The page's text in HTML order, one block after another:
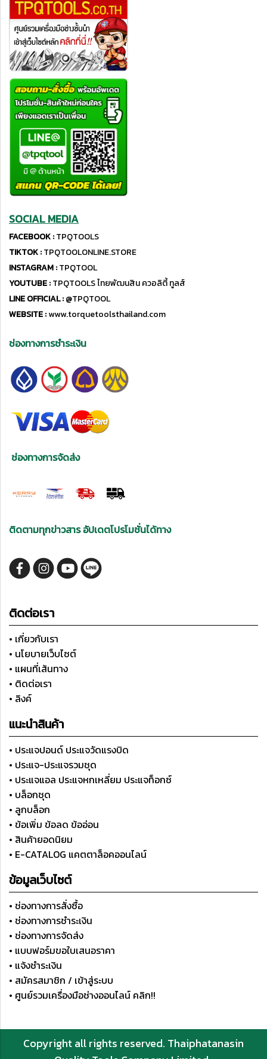
SOCIAL MEDIA
FACEBOOK :TPQTOOLS
TIKTOK :TPQTOOLONLINE.STORE
INSTAGRAM :TPQTOOL
YOUTUBE :TPQTOOLS ไทยพัฒนสิน ควอลิตี้ ทูลส์
LINE OFFICIAL :@TPQTOOL
WEBSITE :www.torquetoolsthailand.com
ช่องทางการชำระเงิน
ช่องทางการจัดส่ง
ติดตามทุกข่าวสาร อัปเดตโปรโมชั่นได้ทาง
ติดต่อเรา
• เกี่ยวกับเรา
• นโยบายเว็บไซต์
• แผนที่เส้นทาง
• ติดต่อเรา
• ลิงค์
แนะนำสินค้า
• ประแจปอนด์ ประแจวัดแรงบิด
• ประแจ-ประแจรวมชุด
• ประแจแอล ประแจหกเหลี่ยม ประแจท็อกซ์
• บล็อกชุด
• ลูกบล็อก
• ข้อเพิ่ม ข้อลด ข้ออ่อน
• สินค้ายอดนิยม
• E-CATALOG แคตตาล็อคออนไลน์
ข้อมูลเว็บไซต์
• ช่องทางการสั่งซื้อ
• ช่องทางการชำระเงิน
• ช่องทางการจัดส่ง
• แบบฟอร์มขอใบเสนอราคา
• แจ้งชำระเงิน
• สมัครสมาชิก / เข้าสู่ระบบ
• ศูนย์รวมเครื่องมือช่างออนไลน์ คลิก!!
Copyright all rights reserved. Thaiphatanasin